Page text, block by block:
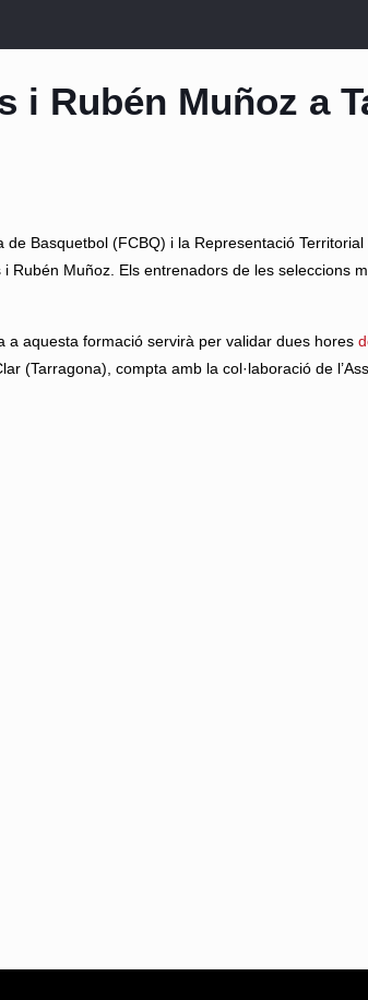
i Rubén Muñoz a
Basquetbol (FCBQ) i la Representació
Muñoz. Els entrenadors de les seleccions
a aquesta formació servirà per validar dues hores
(Tarragona), compta amb la col·laboració de